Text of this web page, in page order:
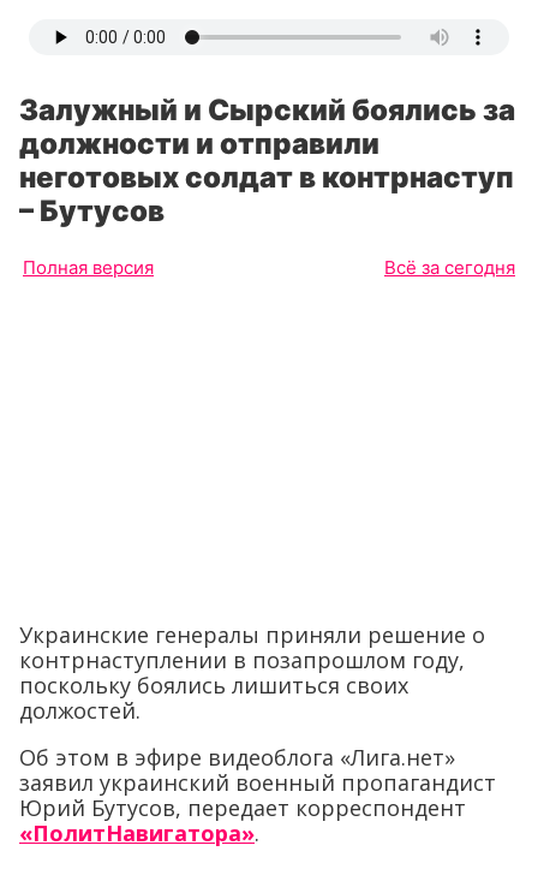
Залужный и Сырский боялись за
должности и отправили
неготовых солдат в контрнаступ
– Бутусов
Полная версия Всё за сегодня
Украинские генералы приняли решение о
контрнаступлении в позапрошлом году,
поскольку боялись лишиться своих
должостей.
Об этом в эфире видеоблога «Лига.нет»
заявил украинский военный пропагандист
Юрий Бутусов, передает корреспондент
«ПолитНавигатора».